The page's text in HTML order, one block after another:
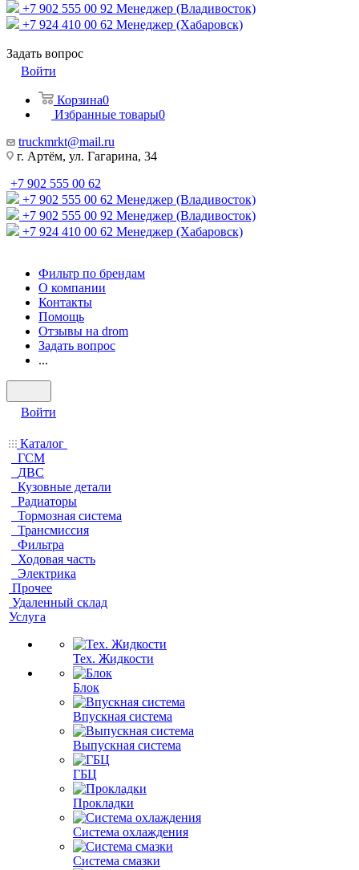
+7 902 555 00 92 Менеджер (Владивосток)
+7 924 410 00 62 Менеджер (Хабаровск)
Задать вопрос
Войти
Корзина0
Избранные товары0
truckmrkt@mail.ru
г. Артём, ул. Гагарина, 34
+7 902 555 00 62
+7 902 555 00 62 Менеджер (Владивосток)
+7 902 555 00 92 Менеджер (Владивосток)
+7 924 410 00 62 Менеджер (Хабаровск)
Фильтр по брендам
О компании
Контакты
Помощь
Отзывы на drom
Задать вопрос
...
Войти
Каталог
ГСМ
ДВС
Кузовные детали
Радиаторы
Тормозная система
Трансмиссия
Фильтра
Ходовая часть
Электрика
Прочее
Удаленный склад
Услуга
Тех. Жидкости
Блок
Впускная система
Выпускная система
ГБЦ
Прокладки
Система охлаждения
Система смазки